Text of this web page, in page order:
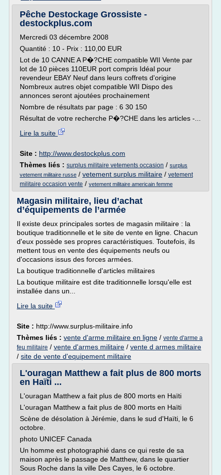
Pêche Destockage Grossiste -
destockplus.com
Mercredi 03 décembre 2008
Quantité : 10 - Prix : 110,00 EUR
Lot de 10 CANNE A P�?CHE compatible WII Vente par
lot de 10 pièces 110EUR port compris Idéal pour
revendeur EBAY Neuf dans leurs coffrets d'origine
Nombreux autres objet compatible WII Dispo des
annonces seront ajoutées prochainement
Nombre de résultats par page : 6 30 150
Résultat de votre recherche P�?CHE dans les articles -...
Lire la suite
Site : http://www.destockplus.com
Thèmes liés : surplus militaire vetements occasion / surplus
vetement militaire russe / vetement surplus militaire / vetement
militaire occasion vente / vetement militaire americain femme
Magasin militaire, lieu d’achat
d’équipements de l’armée
Il existe deux principales sortes de magasin militaire : la
boutique traditionnelle et le site de vente en ligne. Chacun
d'eux possède ses propres caractéristiques. Toutefois, ils
mettent tous en vente des équipements neufs ou
d'occasions issus des forces armées.
La boutique traditionnelle d'articles militaires
La boutique militaire est dite traditionnelle lorsqu'elle est
installée dans un...
Lire la suite
Site : http://www.surplus-militaire.info
Thèmes liés : vente d'arme militaire en ligne / vente d'arme a
feu militaire / vente d'armes militaire / vente d armes militaire
/ site de vente d'equipement militaire
L'ouragan Matthew a fait plus de 800 morts
en Haïti ...
L'ouragan Matthew a fait plus de 800 morts en Haïti
L'ouragan Matthew a fait plus de 800 morts en Haïti
Scène de désolation à Jérémie, dans le sud d'Haïti, le 6
octobre.
photo UNICEF Canada
Un homme est photographié dans ce qui reste de sa
maison après le passage de Matthew, dans le quartier
Sous Roche dans la ville Des Cayes, le 6 octobre.